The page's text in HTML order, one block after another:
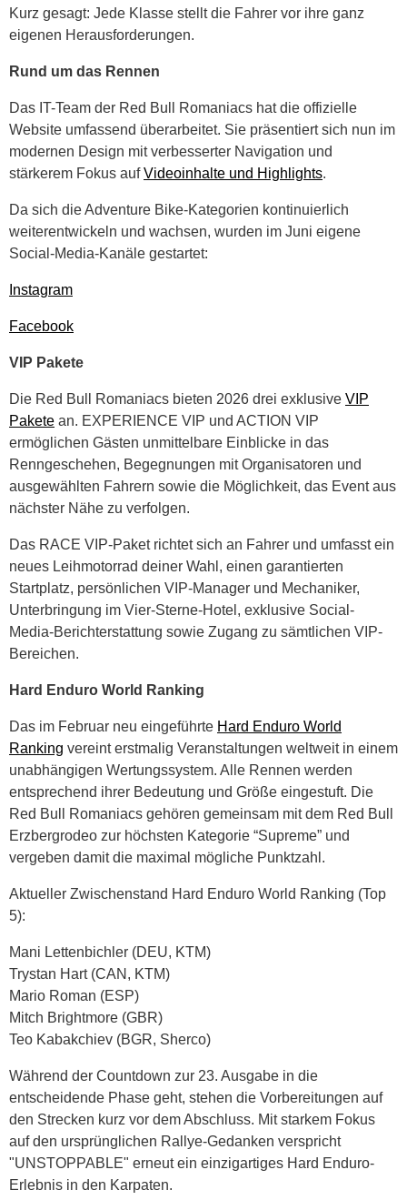
Kurz gesagt: Jede Klasse stellt die Fahrer vor ihre ganz
eigenen Herausforderungen.
Rund um das Rennen
Das IT-Team der Red Bull Romaniacs hat die offizielle
Website umfassend überarbeitet. Sie präsentiert sich nun im
modernen Design mit verbesserter Navigation und
stärkerem Fokus aufVideoinhalte und Highlights.
Da sich die Adventure Bike-Kategorien kontinuierlich
weiterentwickeln und wachsen, wurden im Juni eigene
Social-Media-Kanäle gestartet:
Instagram
Facebook
VIP Pakete
Die Red Bull Romaniacs bieten 2026 drei exklusive VIP
Pakete an. EXPERIENCE VIP und ACTION VIP
ermöglichen Gästen unmittelbare Einblicke in das
Renngeschehen, Begegnungen mit Organisatoren und
ausgewählten Fahrern sowie die Möglichkeit, das Event aus
nächster Nähe zu verfolgen.
Das RACE VIP-Paket richtet sich an Fahrer und umfasst ein
neues Leihmotorrad deiner Wahl, einen garantierten
Startplatz, persönlichen VIP-Manager und Mechaniker,
Unterbringung im Vier-Sterne-Hotel, exklusive Social-
Media-Berichterstattung sowie Zugang zu sämtlichen VIP-
Bereichen.
Hard Enduro World Ranking
Das im Februar neu eingeführte Hard Enduro World
Ranking vereint erstmalig Veranstaltungen weltweit in einem
unabhängigen Wertungssystem. Alle Rennen werden
entsprechend ihrer Bedeutung und Größe eingestuft. Die
Red Bull Romaniacs gehören gemeinsam mit dem Red Bull
Erzbergrodeo zur höchsten Kategorie “Supreme” und
vergeben damit die maximal mögliche Punktzahl.
Aktueller Zwischenstand Hard Enduro World Ranking (Top
5):
Mani Lettenbichler (DEU, KTM)
Trystan Hart (CAN, KTM)
Mario Roman (ESP)
Mitch Brightmore (GBR)
Teo Kabakchiev (BGR, Sherco)
Während der Countdown zur 23. Ausgabe in die
entscheidende Phase geht, stehen die Vorbereitungen auf
den Strecken kurz vor dem Abschluss. Mit starkem Fokus
auf den ursprünglichen Rallye-Gedanken verspricht
"UNSTOPPABLE" erneut ein einzigartiges Hard Enduro-
Erlebnis in den Karpaten.